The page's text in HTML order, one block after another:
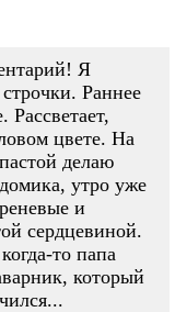
Я
Раннее
Рассветает,
цвете. На
делаю
утро уже
и
сердцевиной.
то папа
который